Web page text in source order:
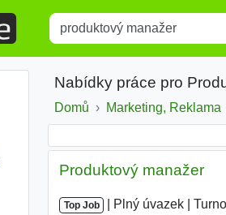
Title
Nabídky práce pro
Domů Marketing, Reklama
Produktový manažer
Top Job Plný úvazek